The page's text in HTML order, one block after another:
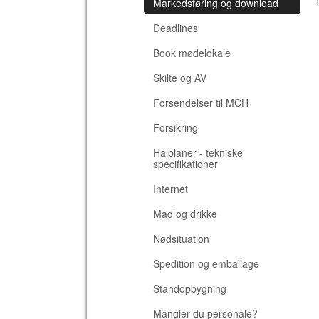
Deadlines
Book mødelokale
Skilte og AV
Forsendelser til MCH
Forsikring
Halplaner - tekniske
specifikationer
Internet
Mad og drikke
Nødsituation
Spedition og emballage
Standopbygning
Mangler du personale?